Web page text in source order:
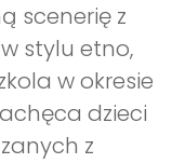
scenerię z
stylu etno,
w okresie
dzieci
z